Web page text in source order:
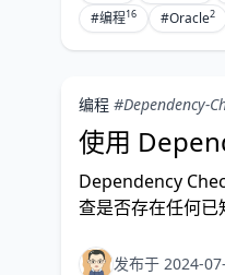
#编程16 #Oracle2
编程 #Dependency-
使用
Dependency
查是否存在任何已
发布于 2024-